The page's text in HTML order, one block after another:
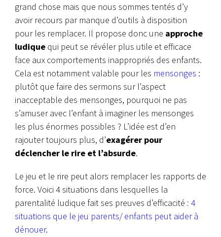
grand chose mais que nous sommes tentés d’y
avoir recours par manque d’outils à disposition
pour les remplacer. Il propose donc une approche
ludique qui peut se révéler plus utile et efficace
face aux comportements inappropriés des enfants.
Cela est notamment valable pour les mensonges :
plutôt que faire des sermons sur l’aspect
inacceptable des mensonges, pourquoi ne pas
s’amuser avec l’enfant à imaginer les mensonges
les plus énormes possibles ? L’idée est d’en
rajouter toujours plus, d’exagérer pour
déclencher le rire et l’absurde.
Le jeu et le rire peut alors remplacer les rapports de
force. Voici 4 situations dans lesquelles la
parentalité ludique fait ses preuves d’efficacité : 4
situations que le jeu parents/ enfants peut aider à
dénouer.